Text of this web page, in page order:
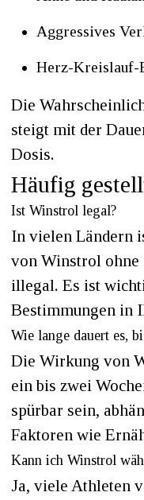
Aggressives
Herz-Kreislauf-
Die
steigt mit der
Dosis.
Häufig
Ist Winstrol legal?
In vielen Ländern
von Winstrol ohne
illegal. Es ist
Bestimmungen in
Wie lange dauert es,
Die Wirkung von
ein bis zwei
spürbar sein,
Faktoren wie
Kann ich Winstrol
Ja, viele Athleten